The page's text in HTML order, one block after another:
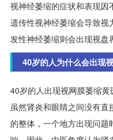
视神经萎缩的症状和表现因
遗传性视神经萎缩会导致
发性神经萎缩则会出现视盘
40岁的人为什么会出现
40岁的人出现视网膜萎缩黄
虽然肾炎和眼睛之间没有直
的整体，一个地方出现问